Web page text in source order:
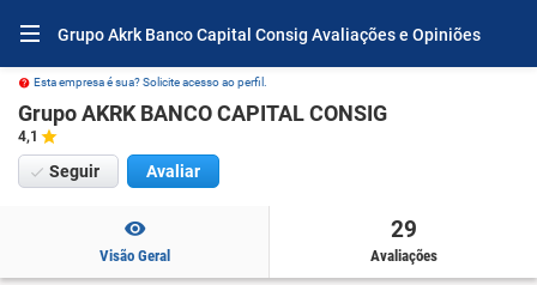
Grupo Akrk Banco Capital Consig Avaliações e Opiniões
Esta empresa é sua? Solicite acesso ao perfil.
Grupo AKRK BANCO CAPITAL CONSIG
4,1
Seguir Avaliar
Visão Geral
29
Avaliações